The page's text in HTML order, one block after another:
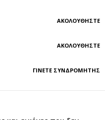
ΑΚΟΛΟΥΘΉΣΤΕ
ΑΚΟΛΟΥΘΉΣΤΕ
ΓΊΝΕΤΕ ΣΥΝΔΡΟΜΗΤΉΣ